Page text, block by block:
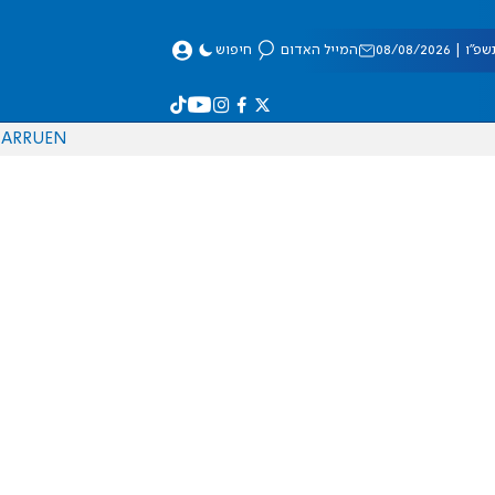
08/2026 המייל האדום חיפוש
EN
RU
AR